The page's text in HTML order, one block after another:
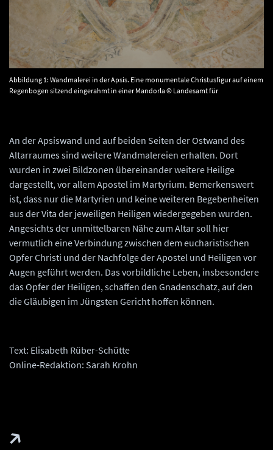
Abbildung 1: Wandmalerei in der Apsis. Eine monumentale Christusfigur auf einem
Regenbogen sitzend eingerahmt in einer Mandorla © Landesamt für
An der Apsiswand und auf beiden Seiten der Ostwand des
Altarraumes sind weitere Wandmalereien erhalten. Dort
wurden in zwei Bildzonen übereinander weitere Heilige
dargestellt, vor allem Apostel im Martyrium. Bemerkenswert
ist, dass nur die Martyrien und keine weiteren Begebenheiten
aus der Vita der jeweiligen Heiligen wiedergegeben wurden.
Angesichts der unmittelbaren Nähe zum Altar soll hier
vermutlich eine Verbindung zwischen dem eucharistischen
Opfer Christi und der Nachfolge der Apostel und Heiligen vor
Augen geführt werden. Das vorbildliche Leben, insbesondere
das Opfer der Heiligen, schaffen den Gnadenschatz, auf den
die Gläubigen im Jüngsten Gericht hoffen können.
Text: Elisabeth Rüber-Schütte
Online-Redaktion: Sarah Krohn